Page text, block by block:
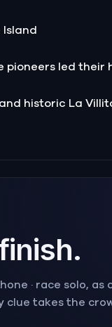
Island
pioneers led their
historic La
· race solo, as
clue takes the